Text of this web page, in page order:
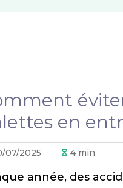
en
07/2025 4 min.
année, des